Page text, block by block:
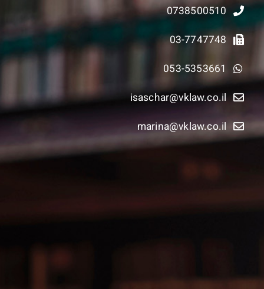
0738500510
03-7747748
053-5353661
isaschar@vklaw.co.il
marina@vklaw.co.il